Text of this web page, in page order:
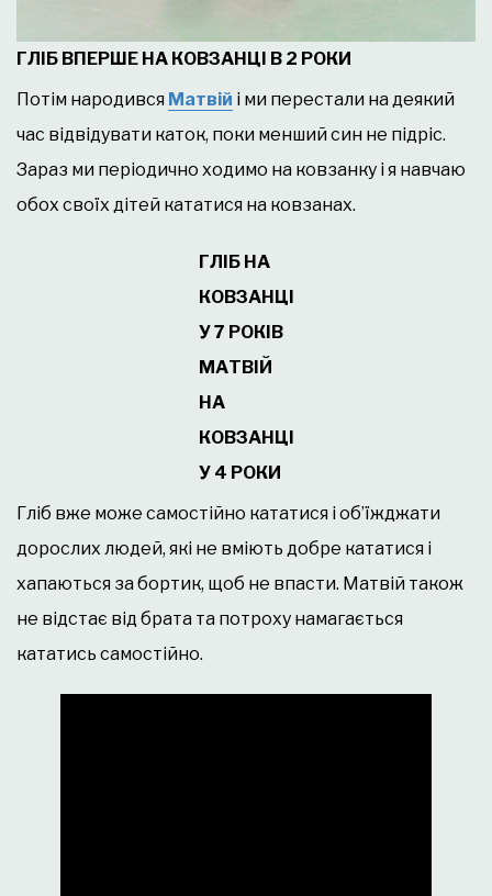
ГЛІБ ВПЕРШЕ НА КОВЗАНЦІ В 2 РОКИ
Потім народився Матвій і ми перестали на деякий
час відвідувати каток, поки менший син не підріс.
Зараз ми періодично ходимо на ковзанку і я навчаю
обох своїх дітей кататися на ковзанах.
ГЛІБ НА
КОВЗАНЦІ
У 7 РОКІВ
МАТВІЙ
НА
КОВЗАНЦІ
У 4 РОКИ
Гліб вже може самостійно кататися і об’їжджати
дорослих людей, які не вміють добре кататися і
хапаються за бортик, щоб не впасти. Матвій також
не відстає від брата та потроху намагається
кататись самостійно.